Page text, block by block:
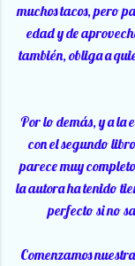
muchos tacos, pero
edad y de
también, obliga a
Por lo demás, y a la
con el segundo
parece muy
la autora ha tenido
perfecto si no
Comenzamos